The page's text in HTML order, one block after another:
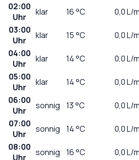
02:00
Uhr
klar 16°C 0,0L/
03:00
Uhr
klar 15°C 0,0L/
04:00
Uhr
klar 14°C 0,0L/
05:00
Uhr
klar 14°C 0,0L/
06:00
Uhr
sonnig 13°C 0,0L/
07:00
Uhr
sonnig 14°C 0,0L/
08:00
Uhr
sonnig 16°C 0,0L/